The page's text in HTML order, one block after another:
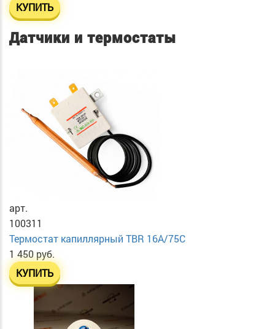
КУПИТЬ
Датчики и термостаты
арт.
100311
Термостат капиллярный TBR 16A/75C
1 450 руб.
КУПИТЬ